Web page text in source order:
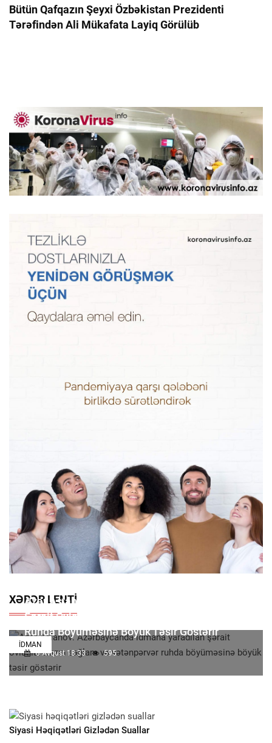
Bütün Qafqazın Şeyxi Özbəkistan Prezidenti
Tərəfindən Ali Mükafata Layiq Görülüb
XƏBƏR LENTI
İDMAN
Azər Aslanov: Azərbaycanda Idmana Yaradılan
Şərait Övladlarımızın Sağlam Və Vətənpərvər
Ruhda Böyüməsinə Böyük Təsir Göstərir
8 Avqust 18:33 595
Siyasi Həqiqətləri Gizlədən Suallar